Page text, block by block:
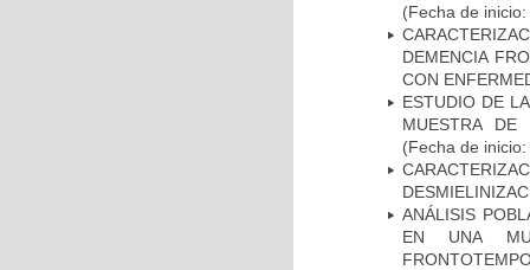
(Fecha de
DEMENCIA
CON
ESTUDIO DE
MUESTRA DE
(Fecha de
ANÁLISIS
EN UNA